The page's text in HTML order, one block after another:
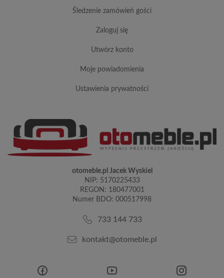
śledzenie zamówień gości
zaloguj się
utwórz konto
moje powiadomienia
ustawienia prywatności
otomeble.pl Jacek Wyskiel
NIP: 5170225433
REGON: 180477001
Numer BDO: 000517998
733 144 733
kontakt@otomeble.pl